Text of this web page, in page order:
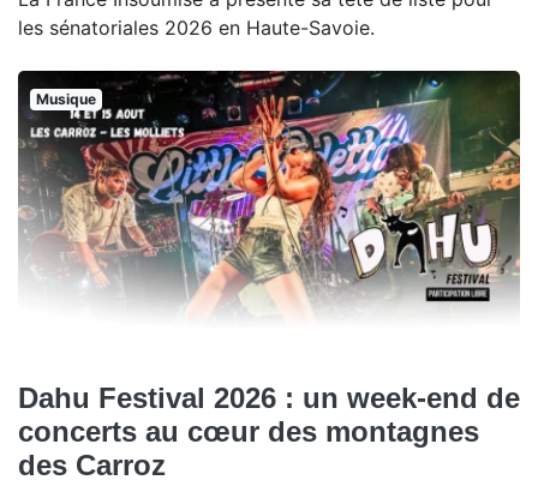
les sénatoriales 2026 en Haute-Savoie.
Musique
Dahu Festival 2026 : un week-end de
concerts au cœur des montagnes
des Carroz